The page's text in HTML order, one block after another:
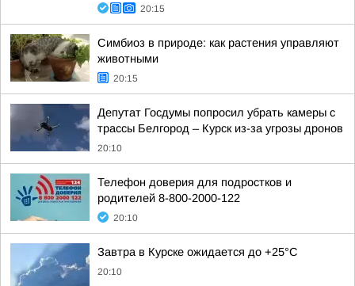
20:15
Симбиоз в природе: как растения управляют
животными
20:15
Депутат Госдумы попросил убрать камеры с
трассы Белгород – Курск из-за угрозы дронов
20:10
Телефон доверия для подростков и
родителей 8-800-2000-122
20:10
Завтра в Курске ожидается до +25°C
20:10